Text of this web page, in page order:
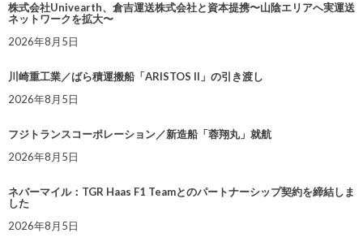
株式会社Univearth、倉吉運送株式会社と資本提携〜山陰エリアへ実運送
ネットワークを拡大〜
2026年8月5日
川崎重工業／ばら積運搬船「ARISTOS II」の引き渡し
2026年8月5日
フジトランスコーポレーション／新造船「蓉翔丸」就航
2026年8月5日
ネバーマイル：TGR Haas F1 Teamとのパートナーシップ契約を締結しま
した
2026年8月5日